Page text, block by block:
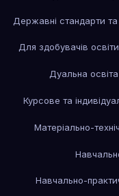
Державні стандарти та
Для здобувачів освіти
Дуальна освіта
Курсове та
Матеріально-
Навчально-